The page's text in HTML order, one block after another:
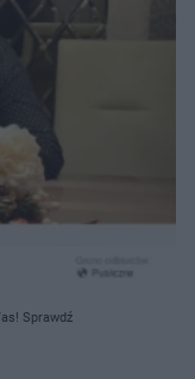
Sprawdź